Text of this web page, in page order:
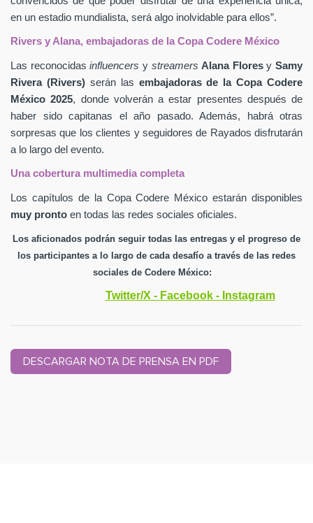
en un estadio mundialista, será algo inolvidable para ellos”.
Rivers y Alana, embajadoras de la Copa Codere México
Las reconocidasinfluencers y streamers Alana Floresy Samy
Rivera (Rivers)serán las embajadoras de la Copa Codere
México 2025, donde volverán a estar presentes después de
haber sido capitanas el año pasado. Además, habrá otras
sorpresas que los clientes y seguidores de Rayados disfrutarán
a lo largo del evento.
Una cobertura multimedia completa
Los capítulos de la Copa Codere México estarán disponibles
muy pronto en todas las redes sociales oficiales.
Los aficionados podrán seguir todas las entregas y el progreso de
los participantes a lo largo de cada desafío a través de las redes
sociales de Codere México:
Twitter/X- Facebook- Instagram
DESCARGAR NOTA DE PRENSA EN PDF